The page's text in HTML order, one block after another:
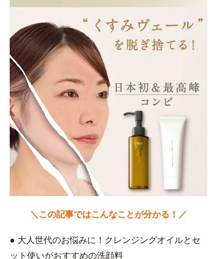
＼この記事ではこんなことが分かる！／
● 大人世代のお悩みに！クレンジングオイルとセ
ット使いがおすすめの洗顔料